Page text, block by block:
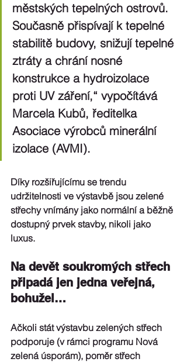
městských tepelných ostrovů.
Současně přispívají k tepelné
stabilitě budovy, snižují tepelné
ztráty a chrání nosné
konstrukce a hydroizolace
proti UV záření,“ vypočítává
Marcela Kubů, ředitelka
Asociace výrobců minerální
izolace (AVMI).
Díky rozšiřujícímu se trendu
udržitelnosti ve výstavbě jsou zelené
střechy vnímány jako normální a běžně
dostupný prvek stavby, nikoli jako
luxus.
Na devět soukromých střech
připadá jen jedna veřejná,
bohužel…
Ačkoli stát výstavbu zelených střech
podporuje (v rámci programu Nová
zelená úsporám), poměr střech